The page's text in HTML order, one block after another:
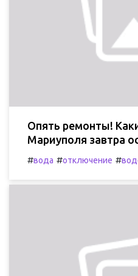
Опять ремонты!
Мариуполя завтра
#вода #отключение #